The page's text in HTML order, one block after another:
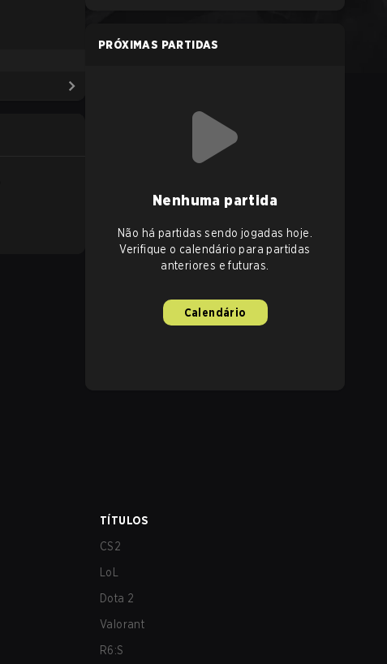
PRÓXIMAS PARTIDAS
Nenhuma partida
Não há partidas sendo jogadas hoje.
Verifique o calendário para partidas
anteriores e futuras.
Calendário
TÍTULOS
CS2
LoL
Dota 2
Valorant
R6:S